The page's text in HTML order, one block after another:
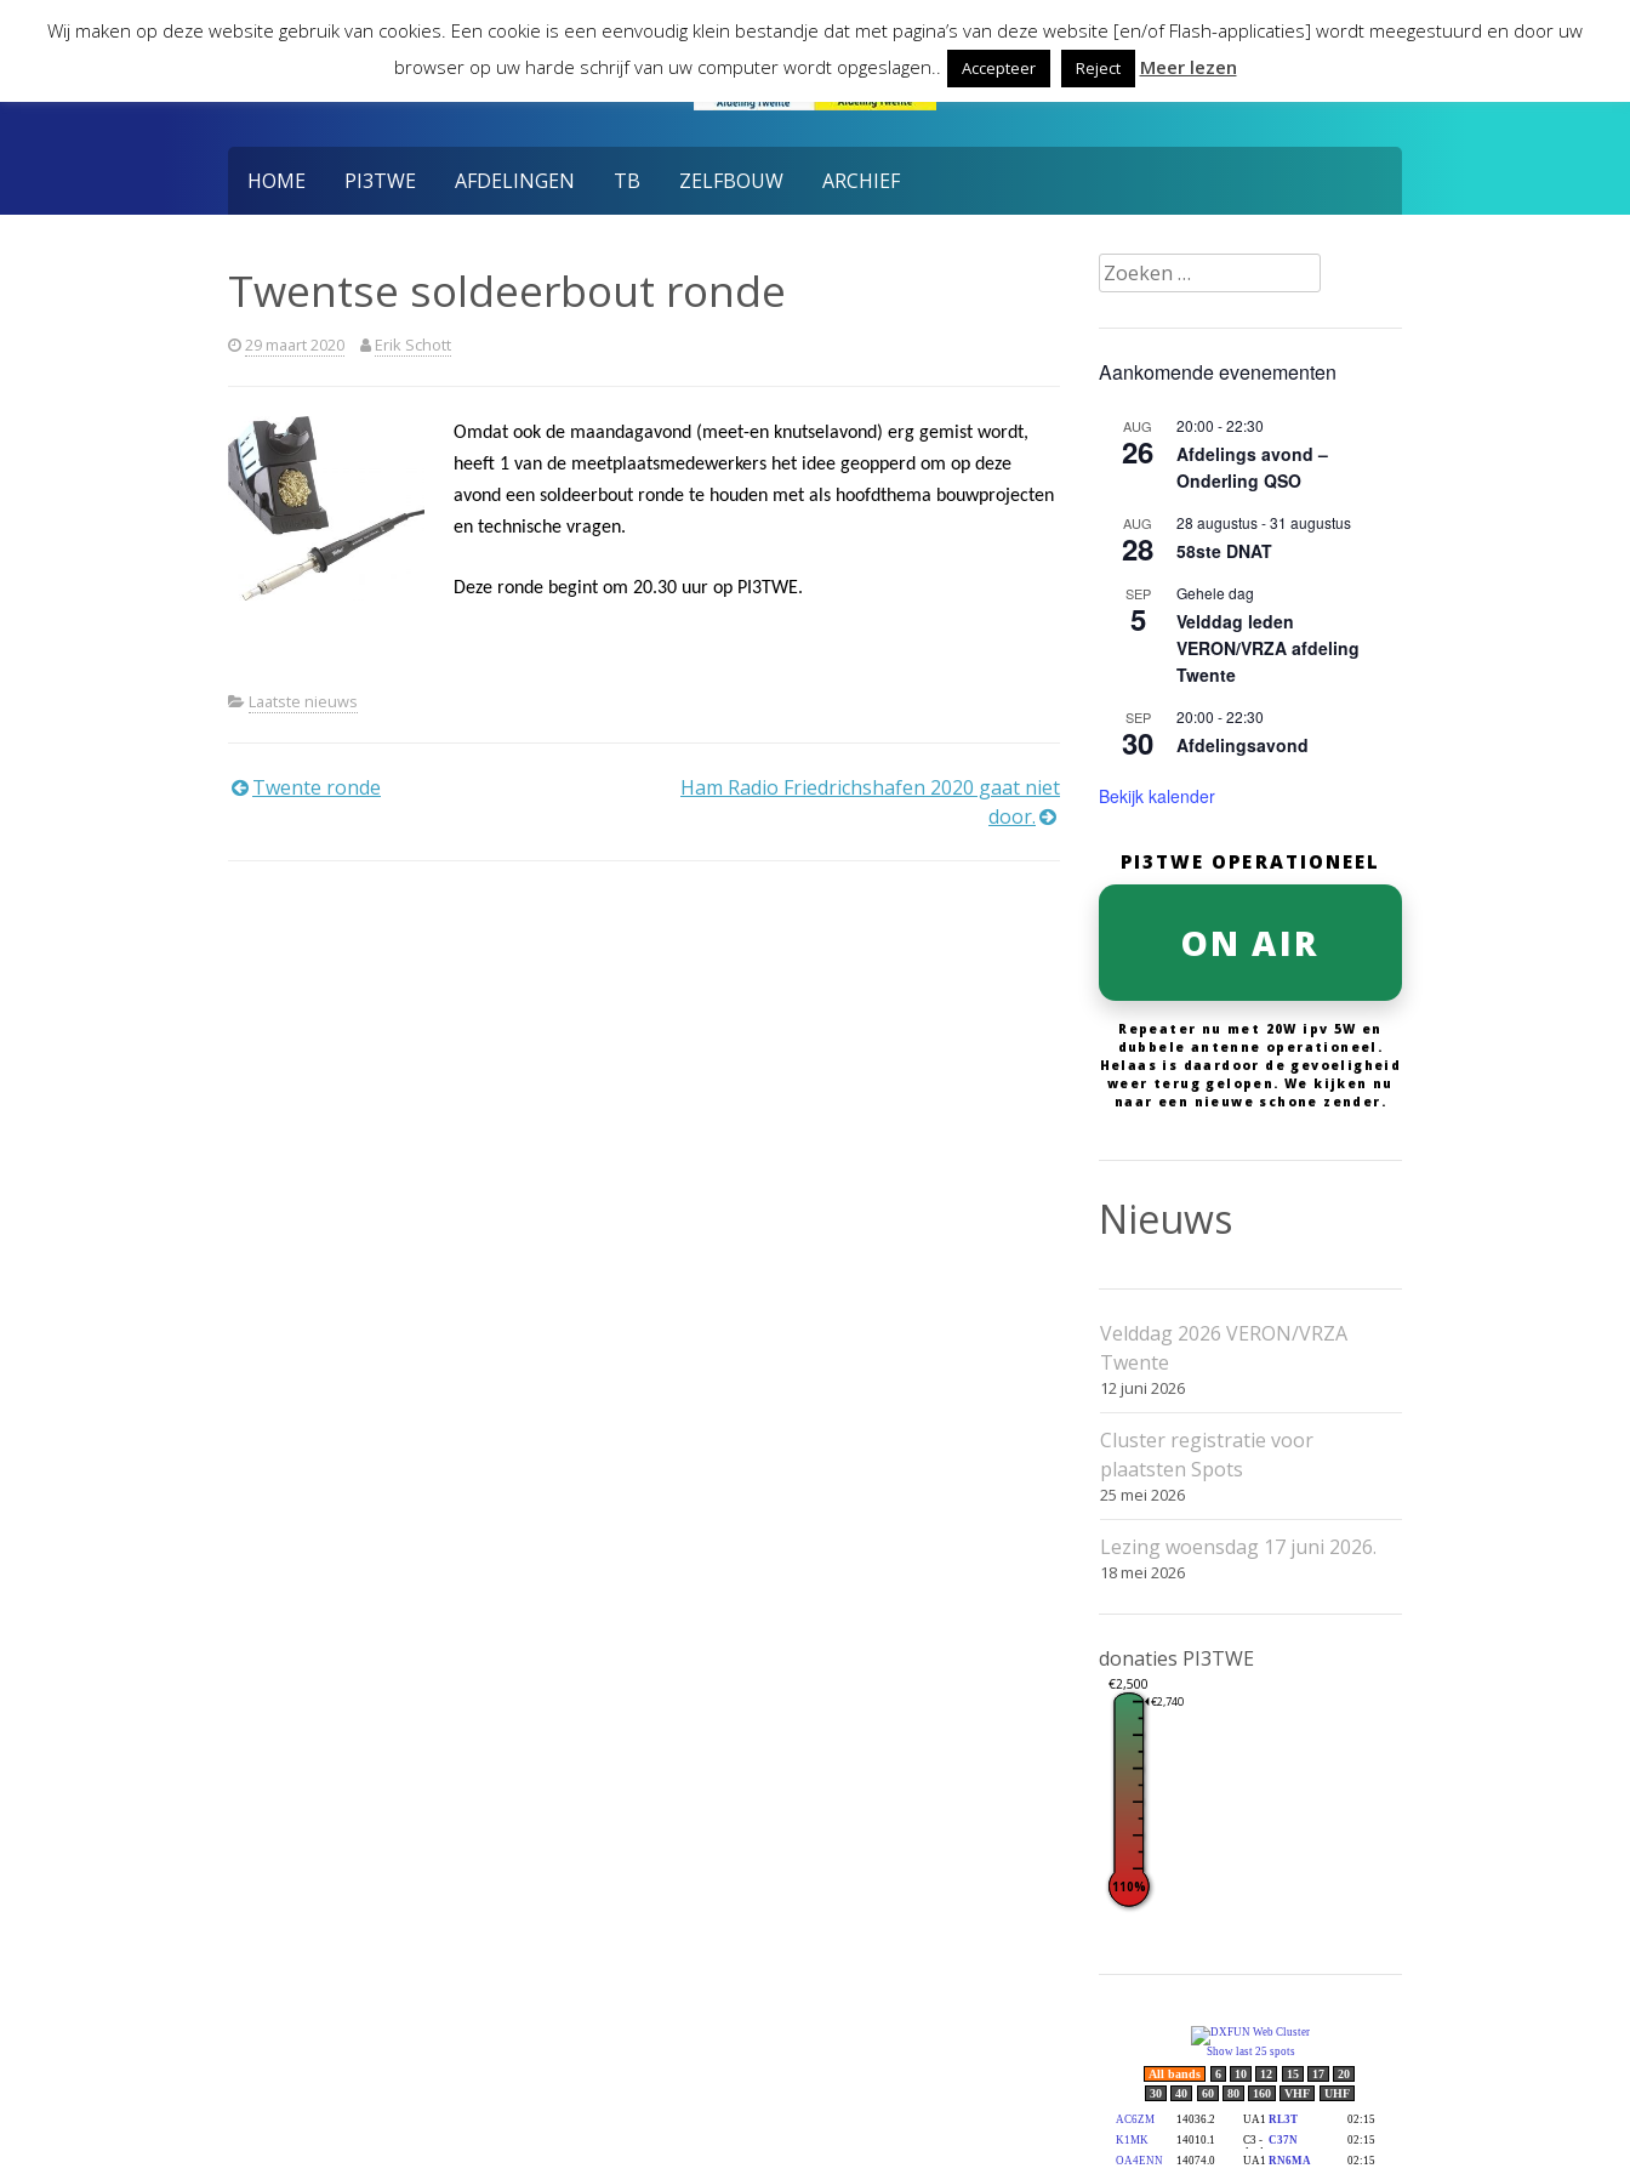
HOME PI3TWE AFDELINGEN TB ZELFBOUW ARCHIEF
Twentse soldeerbout ronde
29 maart 2020 Erik Schott
Omdat ook de maandagavond (meet-en knutselavond) erg gemist wordt,
heeft 1 van de meetplaatsmedewerkers het idee geopperd om op deze
avond een soldeerbout ronde te houden met als hoofdthema bouwprojecten
en technische vragen.
Deze ronde begint om 20.30 uur op PI3TWE.
Laatste nieuws
Bericht
Twente ronde
Ham Radio Friedrichshafen 2020 gaat niet
door.
Zoeken
naar:
Aankomende evenementen
AUG
26
20:00 -22:30
Afdelings avond –
Onderling QSO
AUG
28
28 augustus-31 augustus
58ste DNAT
SEP
5
Gehele dag
Velddag leden
VERON/VRZA afdeling
Twente
SEP
30
20:00 -22:30
Afdelingsavond
Bekijk kalender
PI3TWE OPERATIONEEL
ON AIR
Repeater nu met 20W ipv 5W en
dubbele antenne operationeel.
Helaas is daardoor de gevoeligheid
weer terug gelopen. We kijken nu
naar een nieuwe schone zender.
Nieuws
Velddag 2026 VERON/VRZA
Twente
12 juni 2026
Cluster registratie voor
plaatsten Spots
25 mei 2026
Lezing woensdag 17 juni 2026.
18 mei 2026
donaties PI3TWE
€2,500
€2,740
110%
Wij maken op deze website gebruik van cookies. Een cookie is een eenvoudig klein bestandje dat met pagina’s van deze website [en/of Flash-applicaties] wordt meegestuurd en door uw
browser op uw harde schrijf van uw computer wordt opgeslagen..
Accepteer Reject Meer lezen